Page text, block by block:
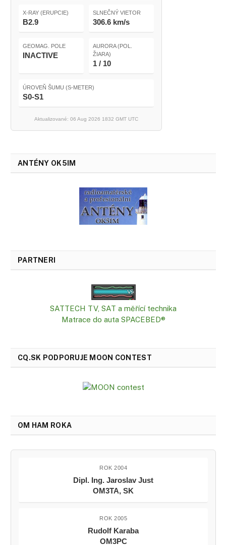
X-RAY (ERUPCIE)
B2.9
SLNEČNÝ VIETOR
306.6 km/s
GEOMAG. POLE
INACTIVE
AURORA (POL.
ŽIARA)
1 / 10
ÚROVEŇ ŠUMU (S-METER)
S0-S1
Aktualizované: 06 Aug 2026 1832 GMT UTC
ANTÉNY OK5IM
PARTNERI
SATTECH TV, SAT a měřící technika
Matrace do auta SPACEBED®
CQ.SK PODPORUJE MOON CONTEST
OM HAM ROKA
ROK 2004
Dipl. Ing. Jaroslav Just
OM3TA, SK
ROK 2005
Rudolf Karaba
OM3PC